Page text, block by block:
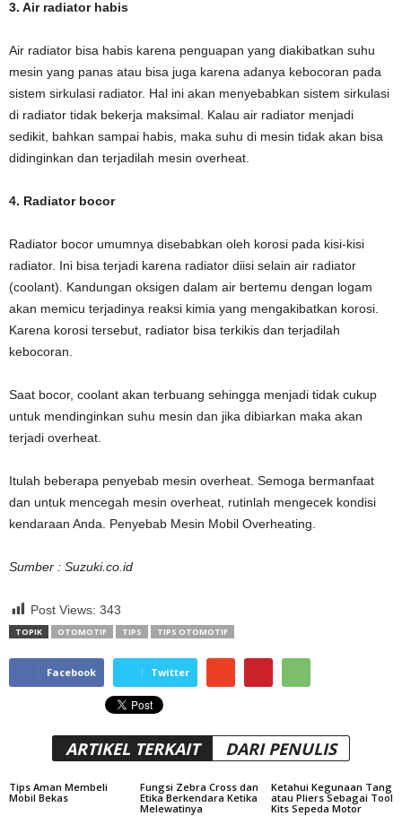
3. Air radiator habis
Air radiator bisa habis karena penguapan yang diakibatkan suhu
mesin yang panas atau bisa juga karena adanya kebocoran pada
sistem sirkulasi radiator. Hal ini akan menyebabkan sistem sirkulasi
di radiator tidak bekerja maksimal. Kalau air radiator menjadi
sedikit, bahkan sampai habis, maka suhu di mesin tidak akan bisa
didinginkan dan terjadilah mesin overheat.
4. Radiator bocor
Radiator bocor umumnya disebabkan oleh korosi pada kisi-kisi
radiator. Ini bisa terjadi karena radiator diisi selain air radiator
(coolant). Kandungan oksigen dalam air bertemu dengan logam
akan memicu terjadinya reaksi kimia yang mengakibatkan korosi.
Karena korosi tersebut, radiator bisa terkikis dan terjadilah
kebocoran.
Saat bocor, coolant akan terbuang sehingga menjadi tidak cukup
untuk mendinginkan suhu mesin dan jika dibiarkan maka akan
terjadi overheat.
Itulah beberapa penyebab mesin overheat. Semoga bermanfaat
dan untuk mencegah mesin overheat, rutinlah mengecek kondisi
kendaraan Anda. Penyebab Mesin Mobil Overheating.
Sumber : Suzuki.co.id
Post Views: 343
TOPIK OTOMOTIF TIPS TIPS OTOMOTIF
Facebook Twitter
ARTIKEL TERKAIT DARI PENULIS
Tips Aman Membeli
Mobil Bekas
Fungsi Zebra Cross dan
Etika Berkendara Ketika
Melewatinya
Ketahui Kegunaan Tang
atau Pliers Sebagai Tool
Kits Sepeda Motor